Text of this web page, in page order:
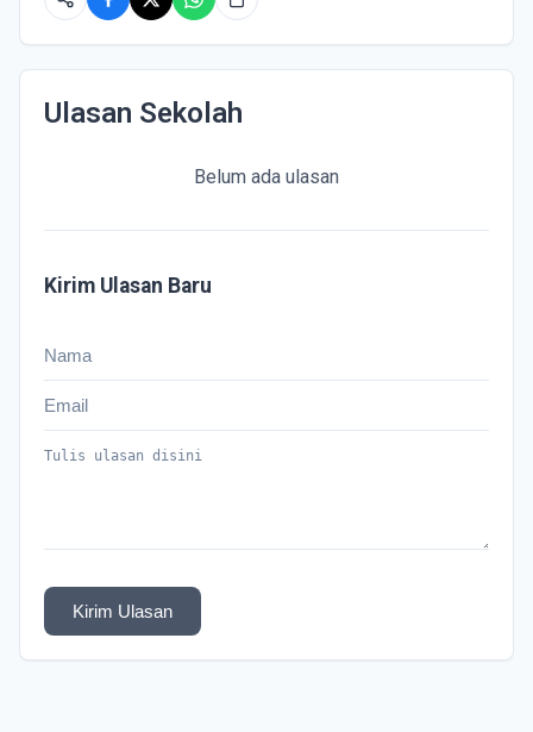
Ulasan Sekolah
Belum ada ulasan
Kirim Ulasan Baru
Kirim Ulasan